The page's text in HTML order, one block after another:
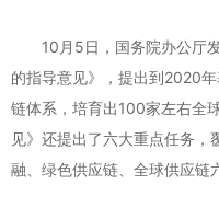
10月5日，国务院办公厅发
的指导意见》，提出到2020
链体系，培育出100家左右全
见》还提出了六大重点任务
融、绿色供应链、全球供应链